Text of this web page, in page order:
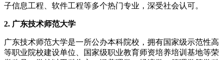
子信息工程、软件工程等多个热门专业，深受社会认可。
2. 广东技术师范大学
广东技术师范大学是一所公办本科院校，拥有国家级示范性高
等职业院校建设单位、国家级职业教育师资培养培训基地等荣